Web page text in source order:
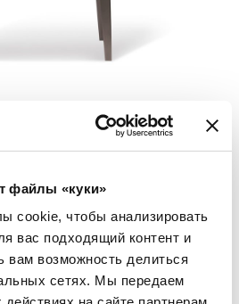
файлы «куки»
cookie, чтобы анализировать
вас подходящий контент и
вам возможность делиться
сетях. Мы передаем
отделкой: глянцевый лак в
фризе, глянцевое/матовое
ха.
кожей или кашемиром
ручки измрамора.
обивкой и оборудован одной
светодиодного